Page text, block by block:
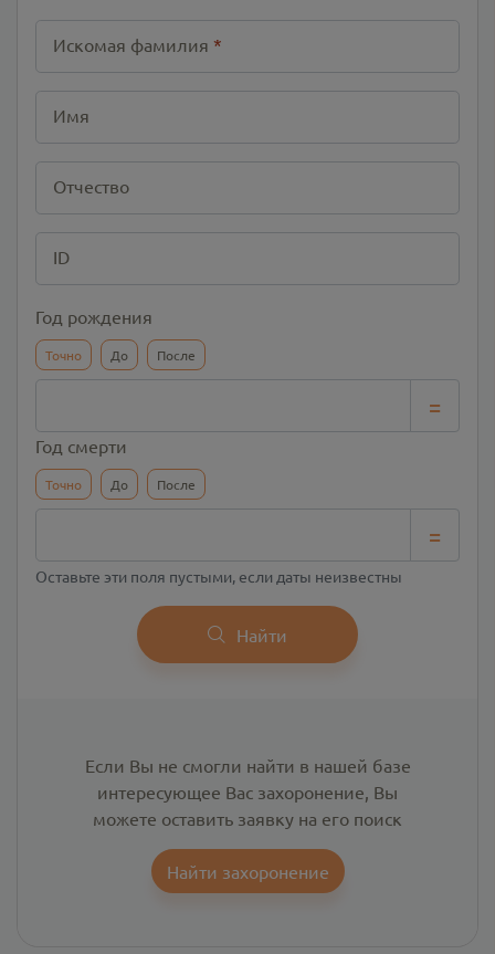
Искомая фамилия *
Имя
Отчество
ID
Год рождения
Точно До После
=
Год смерти
Точно До После
=
Оставьте эти поля пустыми, если даты неизвестны
Найти
Если Вы не смогли найти в нашей базе
интересующее Вас захоронение, Вы
можете оставить заявку на его поиск
Найти захоронение